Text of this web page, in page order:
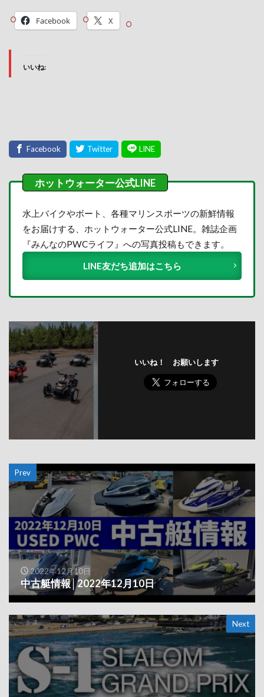
Facebook X
いいね:
水上バイクやボート、各種マリンスポーツの新鮮情報
をお届けする、ホットウォーター公式LINE。雑誌企画
『みんなのPWCライフ』への写真投稿もできます。
LINE友だち追加はこちら
いいね！ お願いします
Prev
2022年12月10日
中古艇情報│2022年12月10日
Next